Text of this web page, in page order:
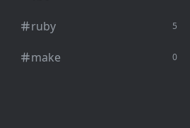
ruby 5
make 0